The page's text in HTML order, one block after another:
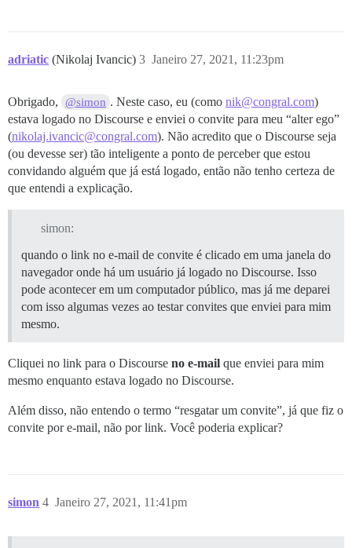
adriatic (Nikolaj Ivancic) Janeiro 27, 2021, 11:23pm
3
Obrigado, @simon . Neste caso, eu (comonik@congral.com)
estava logado no Discourse e enviei o convite para meu “alter ego”
(nikolaj.ivancic@congral.com). Não acredito que o Discourse seja
(ou devesse ser) tão inteligente a ponto de perceber que estou
convidando alguém que já está logado, então não tenho certeza de
que entendi a explicação.
simon:
quando o link no e-mail de convite é clicado em uma janela do
navegador onde há um usuário já logado no Discourse. Isso
pode acontecer em um computador público, mas já me deparei
com isso algumas vezes ao testar convites que enviei para mim
mesmo.
Cliquei no link para o Discourse no e-mail que enviei para mim
mesmo enquanto estava logado no Discourse.
Além disso, não entendo o termo “resgatar um convite”, já que fiz o
convite por e-mail, não por link. Você poderia explicar?
simon Janeiro 27, 2021, 11:41pm
4